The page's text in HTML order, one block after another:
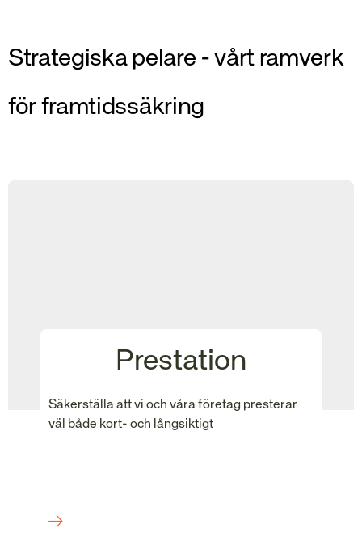
Strategiska pelare - vårt ramverk
för framtidssäkring
Prestation
Säkerställa att vi och våra företag presterar
väl både kort- och långsiktigt